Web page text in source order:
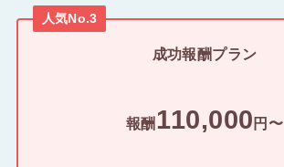
人気No.3
成功報酬プラン
報酬 110,000 円〜